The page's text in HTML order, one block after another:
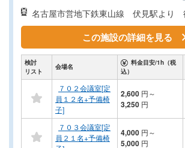
名古屋市営地下鉄東山線 伏見駅より
この施設の詳細を見る
検討
リスト
会場名
料金目安/1h（税
込）
７０２会議室[定
員１２名+予備椅
子]
2,600 円～
3,250 円
７０３会議室[定
員２１名+予備椅
4,000 円～
5,000 円